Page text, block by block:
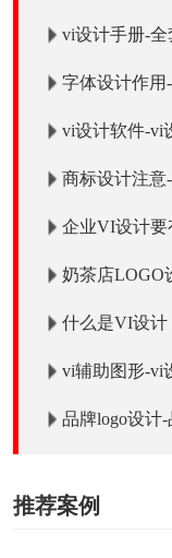
vi设计手册-
字体设计作用
vi设计软件-vi
商标设计注意
企业VI设计要
奶茶店LOGO
什么是VI设计
vi辅助图形-vi
品牌logo设计
推荐案例